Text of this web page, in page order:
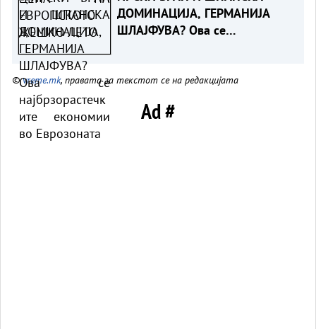
ДОМИНАЦИЈА, ГЕРМАНИЈА
ШЛАЈФУВА? Ова се
©vreme.mk, правата за текстот се на редакцијата
Ad #